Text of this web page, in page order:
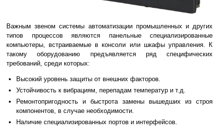
Важным звеном системы автоматизации промышленных и других
типов процессов являются панельные специализированные
компьютеры, встраиваемые в консоли или шкафы управления. К
такому оборудованию предъявляется ряд специфических
требований, среди которых:
Высокий уровень защиты от внешних факторов.
Устойчивость к вибрациям, перепадам температур и т.д.
Ремонтопригодность и быстрота замены вышедших из строя
компонентов, в случае необходимости.
Наличие специализированных портов и интерфейсов.